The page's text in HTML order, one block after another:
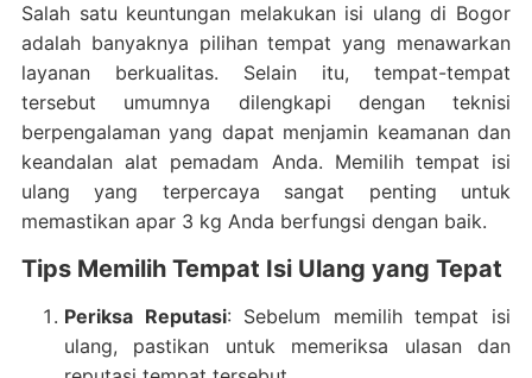
Salah satu keuntungan melakukan isi ulang di Bogor
adalah banyaknya pilihan tempat yang menawarkan
layanan berkualitas. Selain itu, tempat-tempat
tersebut umumnya dilengkapi dengan teknisi
berpengalaman yang dapat menjamin keamanan dan
keandalan alat pemadam Anda. Memilih tempat isi
ulang yang terpercaya sangat penting untuk
memastikan apar 3 kg Anda berfungsi dengan baik.
Tips Memilih Tempat Isi Ulang yang Tepat
Periksa Reputasi: Sebelum memilih tempat isi
ulang, pastikan untuk memeriksa ulasan dan